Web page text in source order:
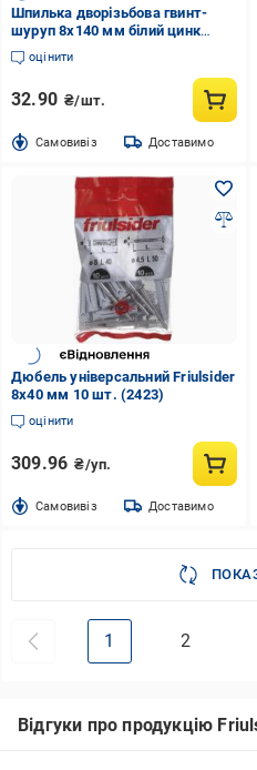
Шпилька дворізьбова гвинт-
шуруп 8x140 мм білий цинк
Friulsider
оцінити
32.90 ₴/шт.
Cамовивіз Доставимо
Дюбель універсальний Friulsider
8x40 мм 10 шт. (2423)
оцінити
309.96 ₴/уп.
Cамовивіз Доставимо
1 2
Відгуки про продукцію